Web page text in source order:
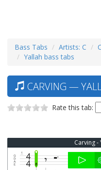
Bass Tabs Artists: C
Yallah bass tabs
CARVING —
Rate this tab:
Carving -